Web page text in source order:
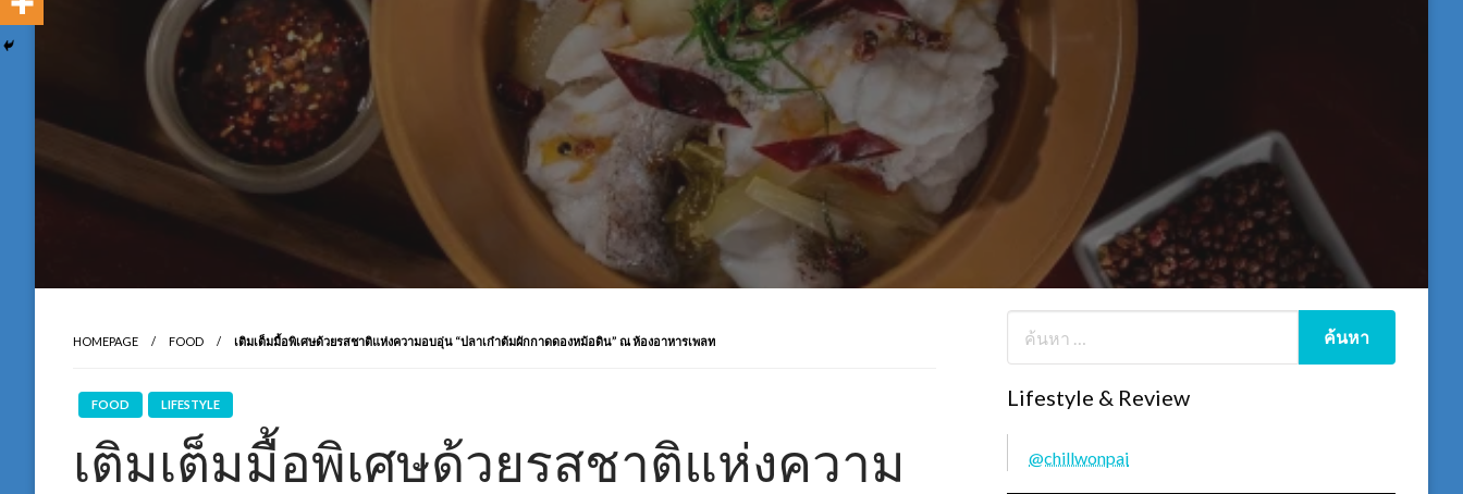
HOMEPAGE FOOD เติมเต็มมื้อพิเศษด้วยรสชาติแห่งความอบอุ่น “ปลาเก๋าต้มผักกาดดองหม้อดิน” ณ ห้องอาหารเพลท
FOOD LIFESTYLE
เติมเต็มมื้อพิเศษด้วยรสชาติแห่งความ
Lifestyle & Review
@chillwonpai